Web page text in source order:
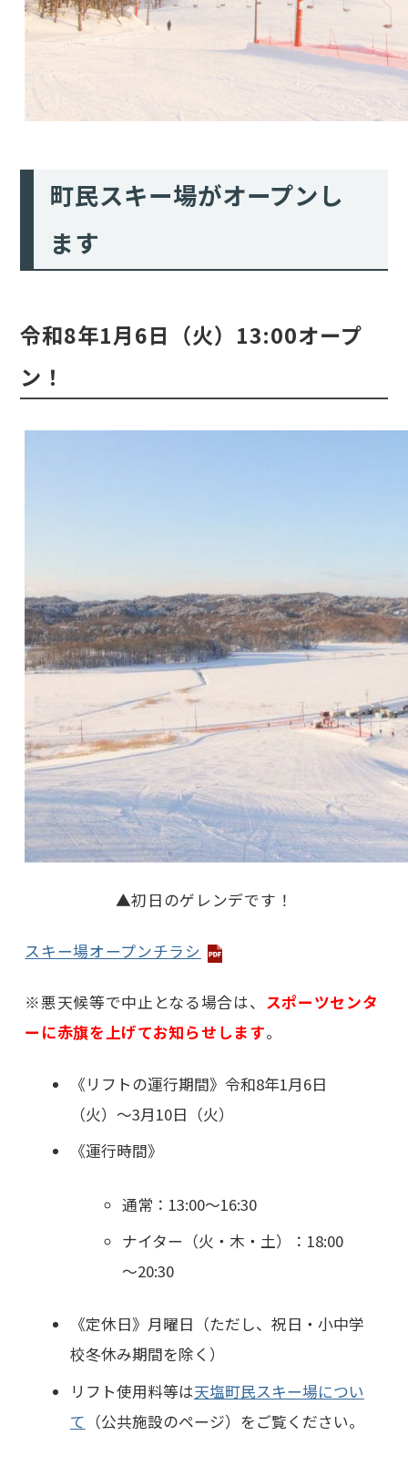
町民スキー場がオープンし
ます
令和8年1月6日（火）13:00オープ
ン！
▲初日のゲレンデです！
スキー場オープンチラシ
※悪天候等で中止となる場合は、 スポーツセンタ
ーに赤旗を上げてお知らせ します。
《リフトの運行期間》令和8年1月6日
（火）～3月10日（火）
《運行時間》
通常：13:00～16:30
ナイター（火・木・土）：18:00
～20:30
《定休日》月曜日（ただし、祝日・小中学
校冬休み期間を除く）
リフト使用料等は天塩町民スキー場につい
て （公共施設のページ）をご覧ください。